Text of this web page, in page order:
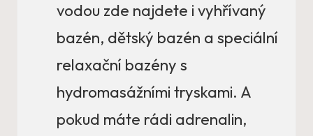
vodou zde najdete i vyhřívaný
bazén, dětský bazén a speciální
relaxační bazény s
hydromasážními tryskami. A
pokud máte rádi adrenalin,